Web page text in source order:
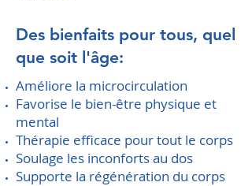
Des bienfaits pour tous, quel
que soit l'âge:
Améliore la microcirculation
Favorise le bien-être physique et
mental
Thérapie efficace pour tout le corps
Soulage les inconforts au dos
Supporte la régénération du corps